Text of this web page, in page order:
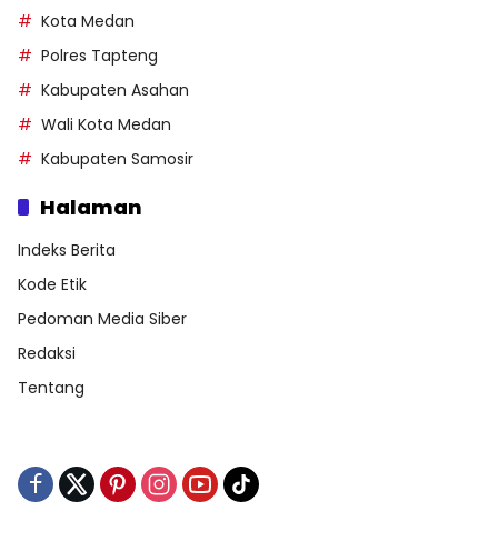
Kota Medan
Polres Tapteng
Kabupaten Asahan
Wali Kota Medan
Kabupaten Samosir
Halaman
Indeks Berita
Kode Etik
Pedoman Media Siber
Redaksi
Tentang